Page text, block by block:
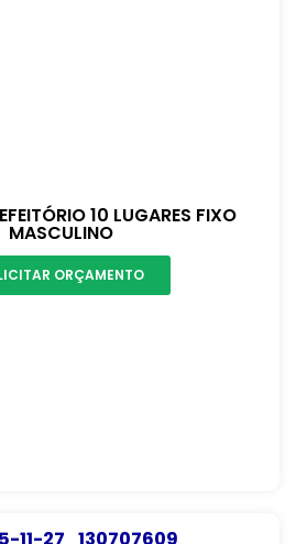
10 LUGARES FIXO
MASCULINO
ORÇAMENTO